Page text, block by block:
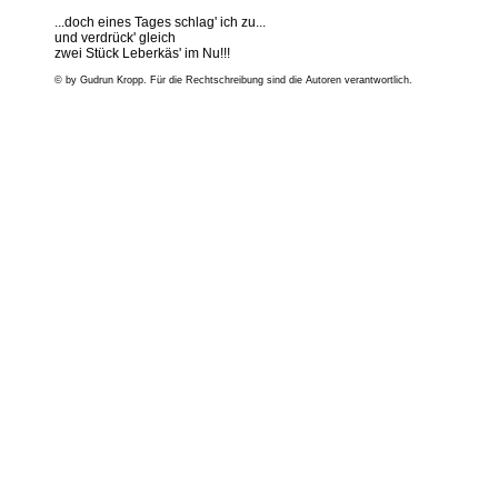
...doch eines Tages schlag' ich zu...
und verdrück' gleich
zwei Stück Leberkäs' im Nu!!!
© by Gudrun Kropp. Für die Rechtschreibung sind die Autoren verantwortlich.